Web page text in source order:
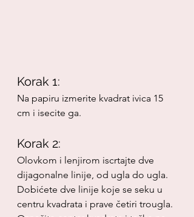
Korak 1:
Na papiru izmerite kvadrat ivica 15
cm i isecite ga.
Korak 2:
Olovkom i lenjirom iscrtajte dve
dijagonalne linije, od ugla do ugla.
Dobićete dve linije koje se seku u
centru kvadrata i prave četiri trougla.